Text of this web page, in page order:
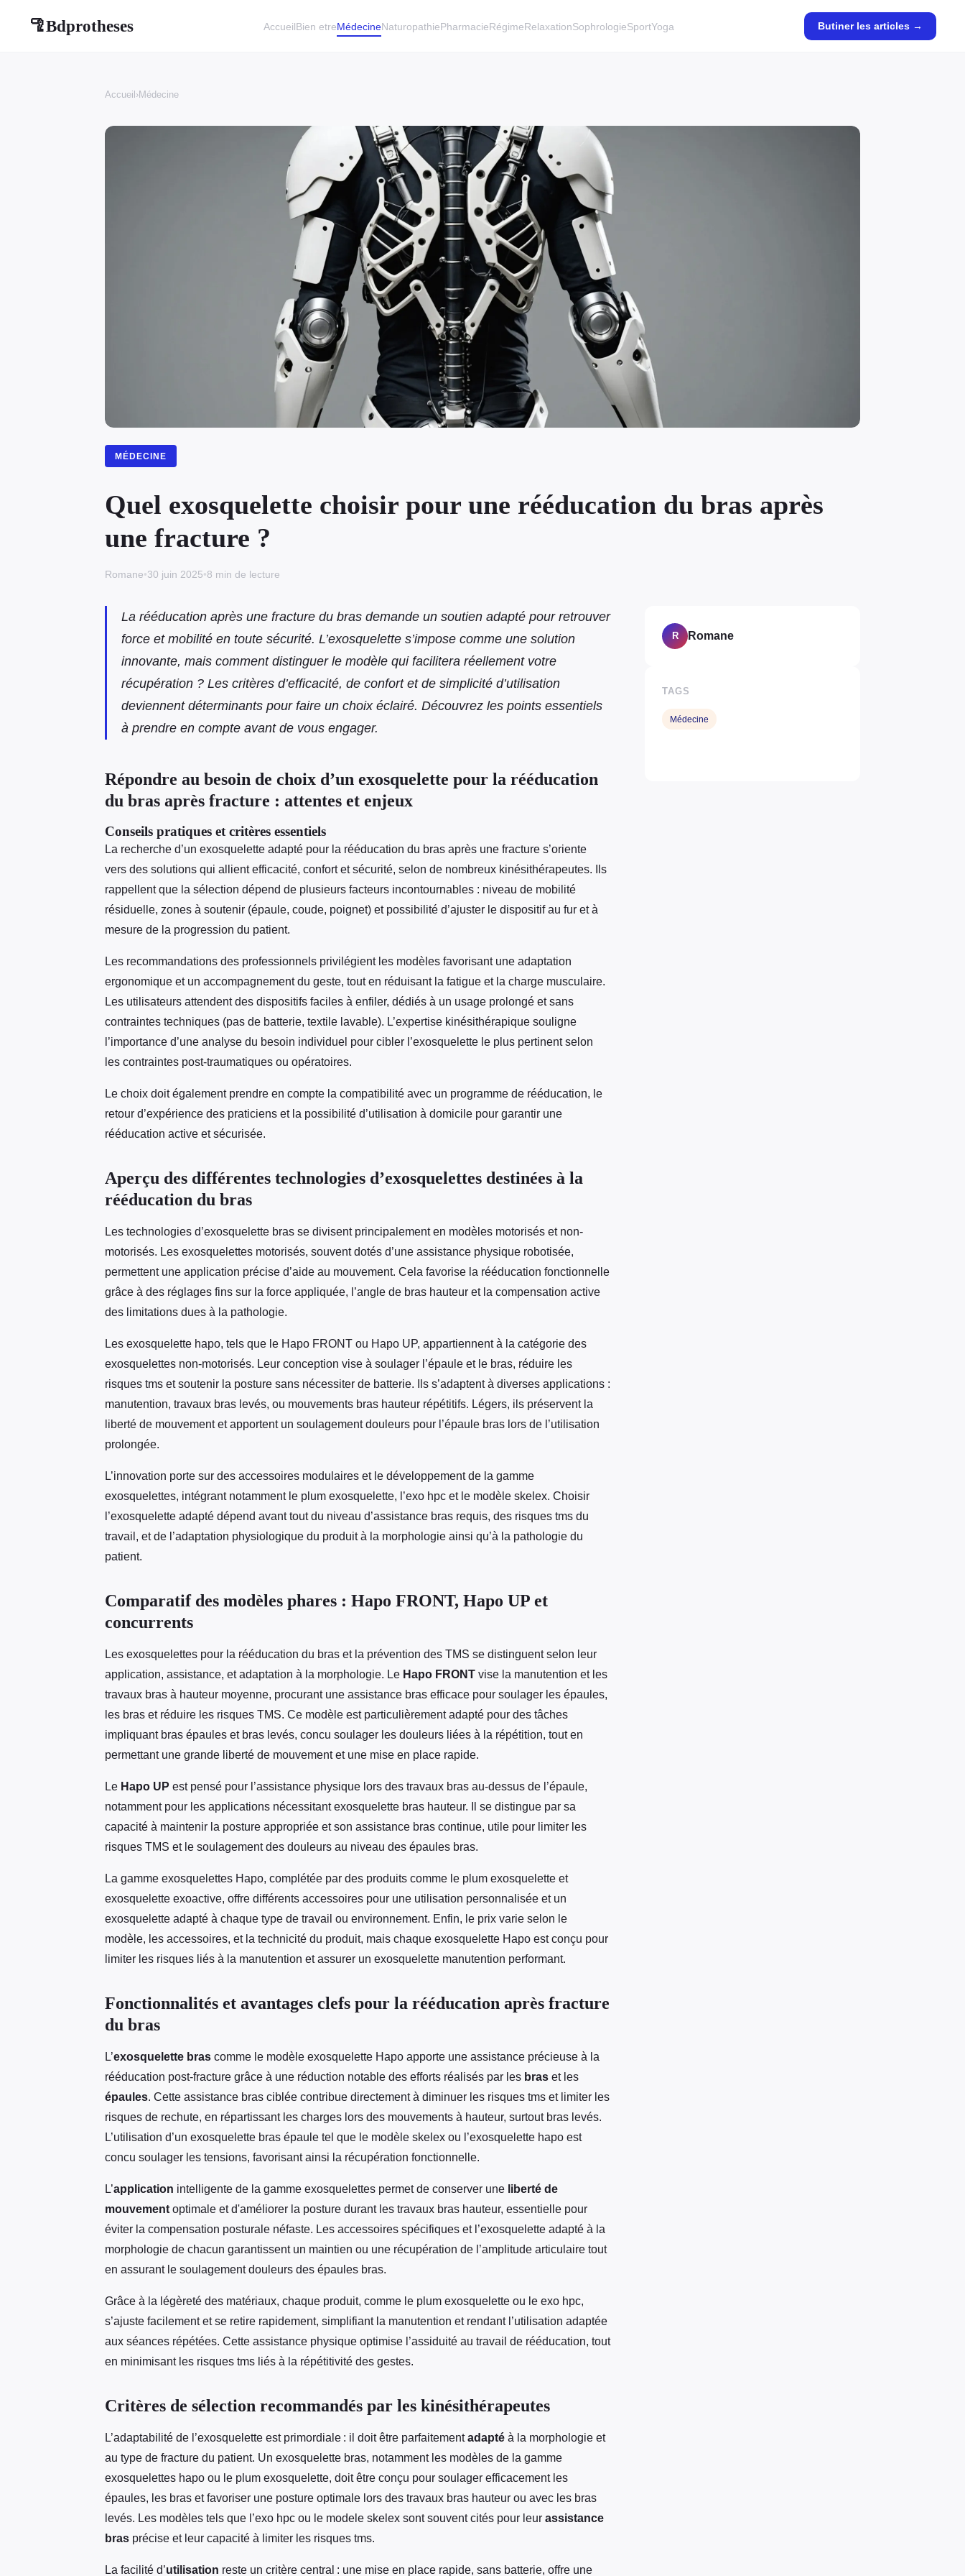
🦿Bdprotheses AccueilBien etreMédecineNaturopathiePharmacieRégimeRelaxationSophrologieSportYoga Butiner les articles →
Accueil ›Médecine
MÉDECINE
Quel exosquelette choisir pour une rééducation du bras après
une fracture ?
Romane•30 juin 2025•8 min de lecture
La rééducation après une fracture du bras demande un soutien adapté pour retrouver
force et mobilité en toute sécurité. L’exosquelette s’impose comme une solution
innovante, mais comment distinguer le modèle qui facilitera réellement votre
récupération ? Les critères d’efficacité, de confort et de simplicité d’utilisation
deviennent déterminants pour faire un choix éclairé. Découvrez les points essentiels
à prendre en compte avant de vous engager.
Répondre au besoin de choix d’un exosquelette pour la rééducation
du bras après fracture : attentes et enjeux
Conseils pratiques et critères essentiels
La recherche d’un exosquelette adapté pour la rééducation du bras après une fracture s’oriente
vers des solutions qui allient efficacité, confort et sécurité, selon de nombreux kinésithérapeutes. Ils
rappellent que la sélection dépend de plusieurs facteurs incontournables : niveau de mobilité
résiduelle, zones à soutenir (épaule, coude, poignet) et possibilité d’ajuster le dispositif au fur et à
mesure de la progression du patient.
Les recommandations des professionnels privilégient les modèles favorisant une adaptation
ergonomique et un accompagnement du geste, tout en réduisant la fatigue et la charge musculaire.
Les utilisateurs attendent des dispositifs faciles à enfiler, dédiés à un usage prolongé et sans
contraintes techniques (pas de batterie, textile lavable). L’expertise kinésithérapique souligne
l’importance d’une analyse du besoin individuel pour cibler l’exosquelette le plus pertinent selon
les contraintes post-traumatiques ou opératoires.
Le choix doit également prendre en compte la compatibilité avec un programme de rééducation, le
retour d’expérience des praticiens et la possibilité d’utilisation à domicile pour garantir une
rééducation active et sécurisée.
Aperçu des différentes technologies d’exosquelettes destinées à la
rééducation du bras
Les technologies d’exosquelette bras se divisent principalement en modèles motorisés et non-
motorisés. Les exosquelettes motorisés, souvent dotés d’une assistance physique robotisée,
permettent une application précise d’aide au mouvement. Cela favorise la rééducation fonctionnelle
grâce à des réglages fins sur la force appliquée, l’angle de bras hauteur et la compensation active
des limitations dues à la pathologie.
Les exosquelette hapo, tels que le Hapo FRONT ou Hapo UP, appartiennent à la catégorie des
exosquelettes non-motorisés. Leur conception vise à soulager l’épaule et le bras, réduire les
risques tms et soutenir la posture sans nécessiter de batterie. Ils s’adaptent à diverses applications :
manutention, travaux bras levés, ou mouvements bras hauteur répétitifs. Légers, ils préservent la
liberté de mouvement et apportent un soulagement douleurs pour l’épaule bras lors de l’utilisation
prolongée.
L’innovation porte sur des accessoires modulaires et le développement de la gamme
exosquelettes, intégrant notamment le plum exosquelette, l’exo hpc et le modèle skelex. Choisir
l’exosquelette adapté dépend avant tout du niveau d’assistance bras requis, des risques tms du
travail, et de l’adaptation physiologique du produit à la morphologie ainsi qu’à la pathologie du
patient.
Comparatif des modèles phares : Hapo FRONT, Hapo UP et
concurrents
Les exosquelettes pour la rééducation du bras et la prévention des TMS se distinguent selon leur
application, assistance, et adaptation à la morphologie. Le Hapo FRONT vise la manutention et les
travaux bras à hauteur moyenne, procurant une assistance bras efficace pour soulager les épaules,
les bras et réduire les risques TMS. Ce modèle est particulièrement adapté pour des tâches
impliquant bras épaules et bras levés, concu soulager les douleurs liées à la répétition, tout en
permettant une grande liberté de mouvement et une mise en place rapide.
Le Hapo UP est pensé pour l’assistance physique lors des travaux bras au-dessus de l’épaule,
notamment pour les applications nécessitant exosquelette bras hauteur. Il se distingue par sa
capacité à maintenir la posture appropriée et son assistance bras continue, utile pour limiter les
risques TMS et le soulagement des douleurs au niveau des épaules bras.
La gamme exosquelettes Hapo, complétée par des produits comme le plum exosquelette et
exosquelette exoactive, offre différents accessoires pour une utilisation personnalisée et un
exosquelette adapté à chaque type de travail ou environnement. Enfin, le prix varie selon le
modèle, les accessoires, et la technicité du produit, mais chaque exosquelette Hapo est conçu pour
limiter les risques liés à la manutention et assurer un exosquelette manutention performant.
Fonctionnalités et avantages clefs pour la rééducation après fracture
du bras
L’exosquelette bras comme le modèle exosquelette Hapo apporte une assistance précieuse à la
rééducation post-fracture grâce à une réduction notable des efforts réalisés par les bras et les
épaules. Cette assistance bras ciblée contribue directement à diminuer les risques tms et limiter les
risques de rechute, en répartissant les charges lors des mouvements à hauteur, surtout bras levés.
L’utilisation d’un exosquelette bras épaule tel que le modèle skelex ou l’exosquelette hapo est
concu soulager les tensions, favorisant ainsi la récupération fonctionnelle.
L’application intelligente de la gamme exosquelettes permet de conserver une liberté de
mouvement optimale et d'améliorer la posture durant les travaux bras hauteur, essentielle pour
éviter la compensation posturale néfaste. Les accessoires spécifiques et l’exosquelette adapté à la
morphologie de chacun garantissent un maintien ou une récupération de l’amplitude articulaire tout
en assurant le soulagement douleurs des épaules bras.
Grâce à la légèreté des matériaux, chaque produit, comme le plum exosquelette ou le exo hpc,
s’ajuste facilement et se retire rapidement, simplifiant la manutention et rendant l’utilisation adaptée
aux séances répétées. Cette assistance physique optimise l’assiduité au travail de rééducation, tout
en minimisant les risques tms liés à la répétitivité des gestes.
Critères de sélection recommandés par les kinésithérapeutes
L’adaptabilité de l’exosquelette est primordiale : il doit être parfaitementadapté à la morphologie et
au type de fracture du patient. Un exosquelette bras, notamment les modèles de la gamme
exosquelettes hapo ou le plum exosquelette, doit être conçu pour soulager efficacement les
épaules, les bras et favoriser une posture optimale lors des travaux bras hauteur ou avec les bras
levés. Les modèles tels que l’exo hpc ou le modele skelex sont souvent cités pour leur assistance
bras précise et leur capacité à limiter les risques tms.
La facilité d’utilisation reste un critère central : une mise en place rapide, sans batterie, offre une
R Romane
TAGS
Médecine